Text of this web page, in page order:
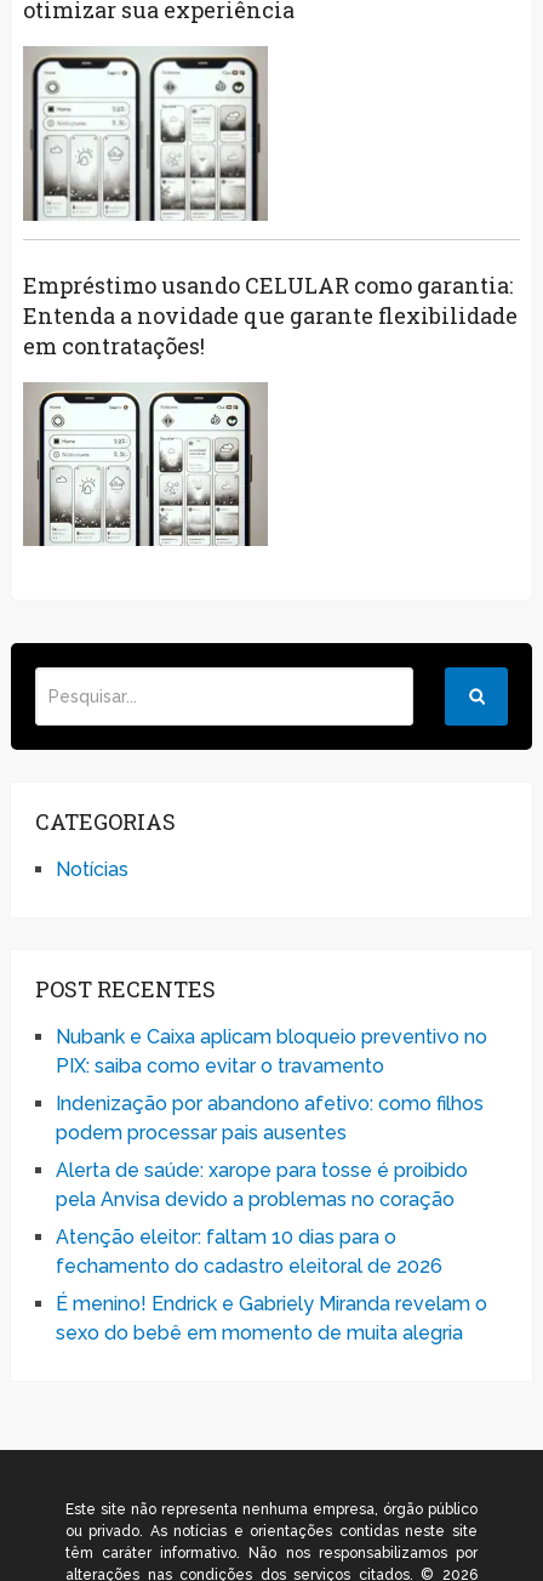
otimizar sua experiência
Empréstimo usando CELULAR como garantia:
Entenda a novidade que garante flexibilidade
em contratações!
CATEGORIAS
Notícias
POST RECENTES
Nubank e Caixa aplicam bloqueio preventivo no
PIX: saiba como evitar o travamento
Indenização por abandono afetivo: como filhos
podem processar pais ausentes
Alerta de saúde: xarope para tosse é proibido
pela Anvisa devido a problemas no coração
Atenção eleitor: faltam 10 dias para o
fechamento do cadastro eleitoral de 2026
É menino! Endrick e Gabriely Miranda revelam o
sexo do bebê em momento de muita alegria
Este site não representa nenhuma empresa, órgão público
ou privado. As notícias e orientações contidas neste site
têm caráter informativo. Não nos responsabilizamos por
alterações nas condições dos serviços citados. © 2026